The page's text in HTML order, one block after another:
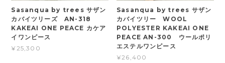
Sasanqua by trees サザン
カバイツリーズ AN-318
KAKEAI ONE PEACE カケア
イワンピース
¥25,300
Sasanqua by trees サザン
カバイツリー WOOL
POLYESTER KAKEAI ONE
PEACE AN-300 ウールポリ
エステルワンピース
¥26,400